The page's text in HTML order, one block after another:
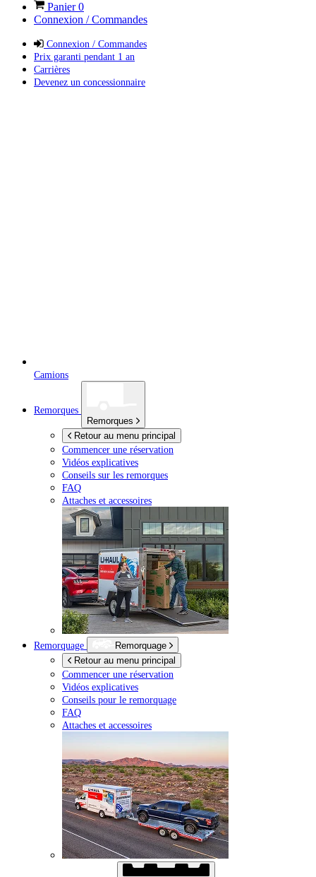
Panier0
Connexion / Commandes
Connexion / Commandes
Prix garanti pendant 1 an
Carrières
Devenez un concessionnaire
Camions
Remorques
Remorques
Retour au menu principal
Commencer une réservation
Vidéos explicatives
Conseils sur les remorques
FAQ
Attaches et accessoires
Remorquage
Remorquage
Retour au menu principal
Commencer une réservation
Vidéos explicatives
Conseils pour le remorquage
FAQ
Attaches et accessoires